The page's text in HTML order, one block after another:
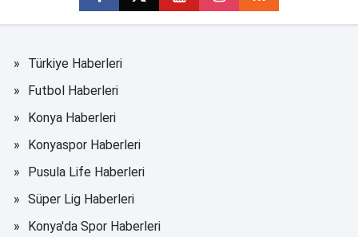
Türkiye Haberleri
Futbol Haberleri
Konya Haberleri
Konyaspor Haberleri
Pusula Life Haberleri
Süper Lig Haberleri
Konya'da Spor Haberleri